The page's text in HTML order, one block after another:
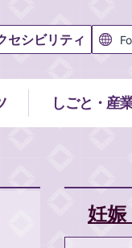
セシビリティ
しごと・産
妊娠